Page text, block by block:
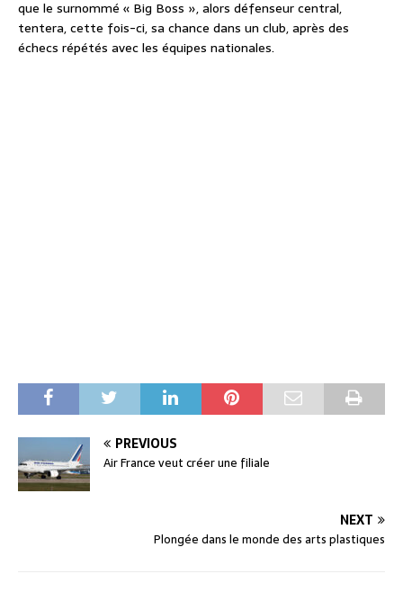
que le surnommé « Big Boss », alors défenseur central,
tentera, cette fois-ci, sa chance dans un club, après des
échecs répétés avec les équipes nationales.
PREVIOUS
Air France veut créer une filiale
NEXT
Plongée dans le monde des arts plastiques